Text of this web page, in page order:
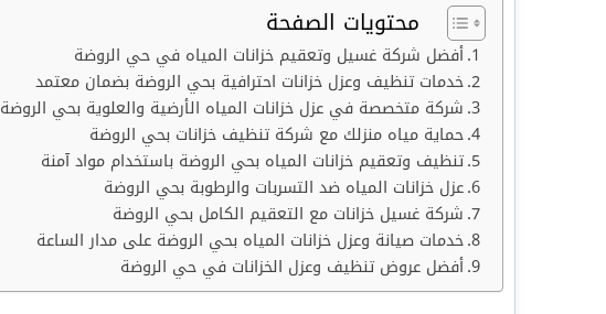
محتويات الصفحة
أفضل شركة غسيل وتعقيم خزانات المياه في حي الروضة
خدمات تنظيف وعزل خزانات احترافية بحي الروضة بضمان معتمد
شركة متخصصة في عزل خزانات المياه الأرضية والعلوية بحي الروضة
حماية مياه منزلك مع شركة تنظيف خزانات بحي الروضة
تنظيف وتعقيم خزانات المياه بحي الروضة باستخدام مواد آمنة
عزل خزانات المياه ضد التسربات والرطوبة بحي الروضة
شركة غسيل خزانات مع التعقيم الكامل بحي الروضة
خدمات صيانة وعزل خزانات المياه بحي الروضة على مدار الساعة
أفضل عروض تنظيف وعزل الخزانات في حي الروضة